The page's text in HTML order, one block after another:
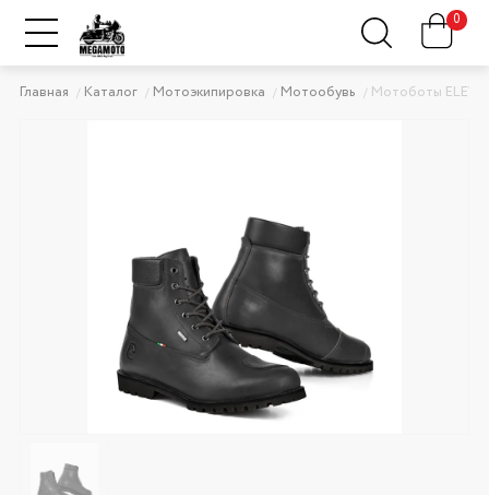
0
Главная Каталог Мотоэкипировка Мотообувь Мотоботы